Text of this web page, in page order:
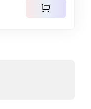
shopping_cart